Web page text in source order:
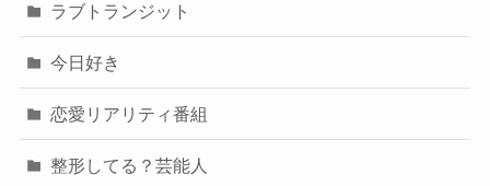
ラブトランジット
今日好き
恋愛リアリティ番組
整形してる？芸能人